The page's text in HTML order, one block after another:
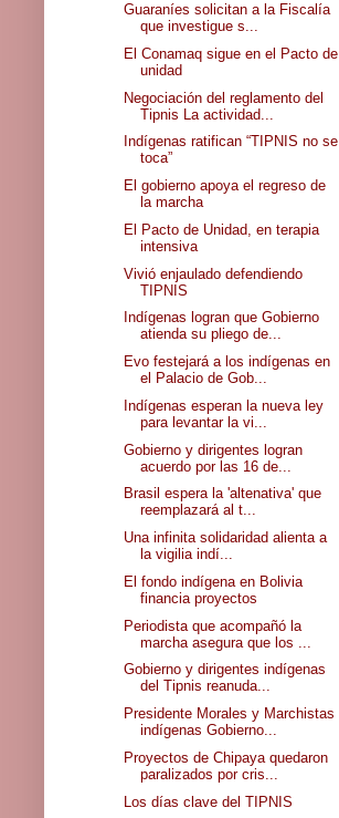
Guaraníes solicitan a la Fiscalía
que investigue s...
El Conamaq sigue en el Pacto de
unidad
Negociación del reglamento del
Tipnis La actividad...
Indígenas ratifican “TIPNIS no se
toca”
El gobierno apoya el regreso de
la marcha
El Pacto de Unidad, en terapia
intensiva
Vivió enjaulado defendiendo
TIPNIS
Indígenas logran que Gobierno
atienda su pliego de...
Evo festejará a los indígenas en
el Palacio de Gob...
Indígenas esperan la nueva ley
para levantar la vi...
Gobierno y dirigentes logran
acuerdo por las 16 de...
Brasil espera la 'altenativa' que
reemplazará al t...
Una infinita solidaridad alienta a
la vigilia indí...
El fondo indígena en Bolivia
financia proyectos
Periodista que acompañó la
marcha asegura que los ...
Gobierno y dirigentes indígenas
del Tipnis reanuda...
Presidente Morales y Marchistas
indígenas Gobierno...
Proyectos de Chipaya quedaron
paralizados por cris...
Los días clave del TIPNIS